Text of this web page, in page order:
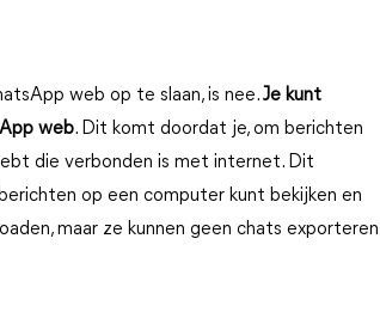
web op te slaan, is nee.Je kunt
web. Dit komt doordat je, om berichten
die verbonden is met internet. Dit
op een computer kunt bekijken en
maar ze kunnen geen chats exporteren